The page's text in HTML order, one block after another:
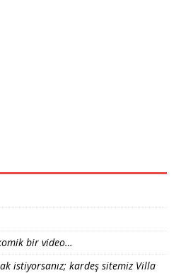
bir video…
istiyorsanız; kardeş sitemiz Villa